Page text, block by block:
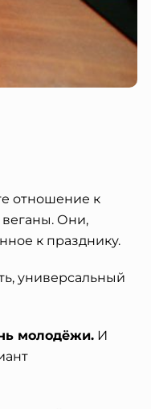
отношение к
веганы. Они,
к празднику.
универсальный
молодёжи. И